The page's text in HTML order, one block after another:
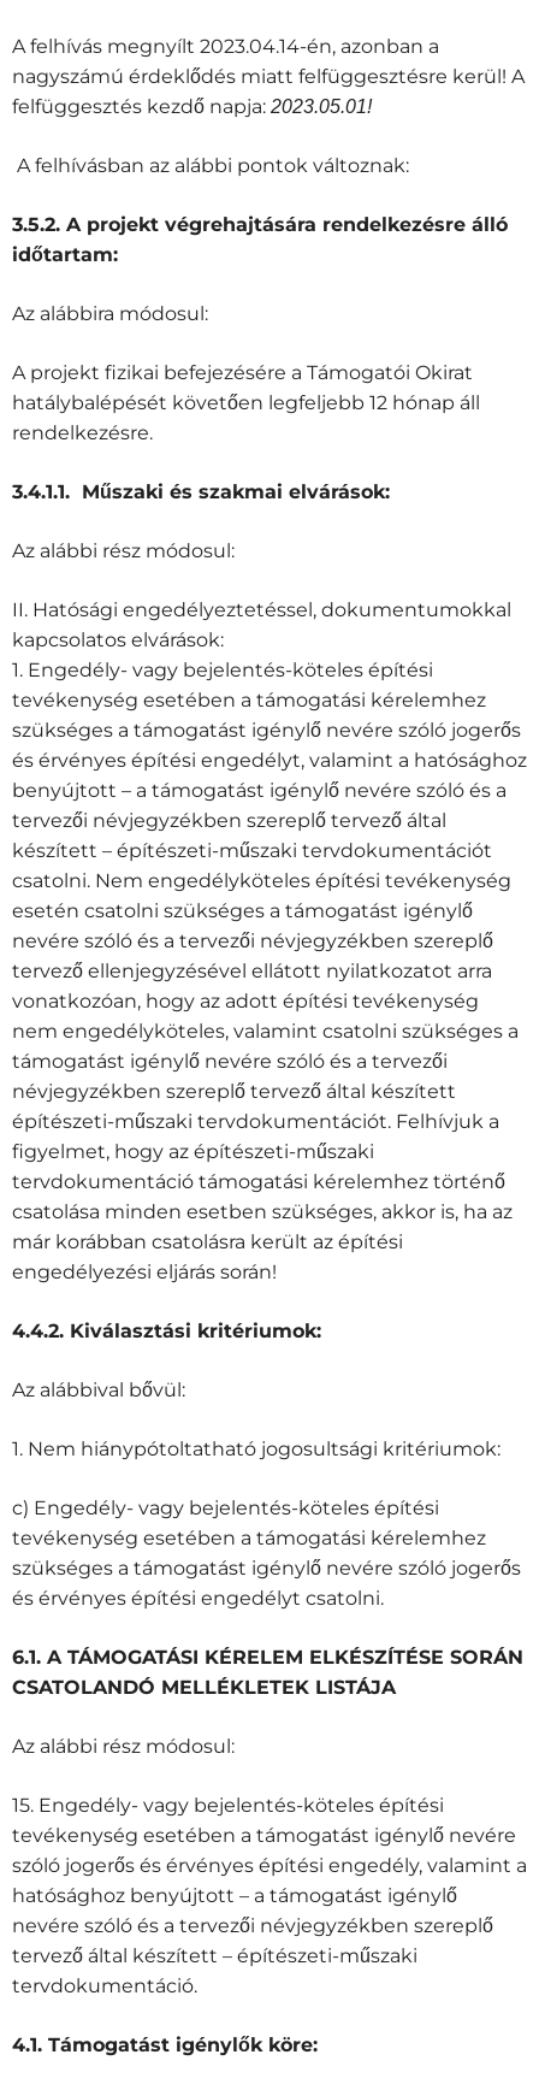
A felhívás megnyílt 2023.04.14-én, azonban a
nagyszámú érdeklődés miatt felfüggesztésre kerül! A
felfüggesztés kezdő napja: 2023.05.01!
A felhívásban az alábbi pontok változnak:
3.5.2. A projekt végrehajtására rendelkezésre álló
időtartam:
Az alábbira módosul:
A projekt fizikai befejezésére a Támogatói Okirat
hatálybalépését követően legfeljebb 12 hónap áll
rendelkezésre.
3.4.1.1. Műszaki és szakmai elvárások:
Az alábbi rész módosul:
II. Hatósági engedélyeztetéssel, dokumentumokkal
kapcsolatos elvárások:
1. Engedély- vagy bejelentés-köteles építési
tevékenység esetében a támogatási kérelemhez
szükséges a támogatást igénylő nevére szóló jogerős
és érvényes építési engedélyt, valamint a hatósághoz
benyújtott – a támogatást igénylő nevére szóló és a
tervezői névjegyzékben szereplő tervező által
készített – építészeti-műszaki tervdokumentációt
csatolni. Nem engedélyköteles építési tevékenység
esetén csatolni szükséges a támogatást igénylő
nevére szóló és a tervezői névjegyzékben szereplő
tervező ellenjegyzésével ellátott nyilatkozatot arra
vonatkozóan, hogy az adott építési tevékenység
nem engedélyköteles, valamint csatolni szükséges a
támogatást igénylő nevére szóló és a tervezői
névjegyzékben szereplő tervező által készített
építészeti-műszaki tervdokumentációt. Felhívjuk a
figyelmet, hogy az építészeti-műszaki
tervdokumentáció támogatási kérelemhez történő
csatolása minden esetben szükséges, akkor is, ha az
már korábban csatolásra került az építési
engedélyezési eljárás során!
4.4.2. Kiválasztási kritériumok:
Az alábbival bővül:
1. Nem hiánypótoltatható jogosultsági kritériumok:
c) Engedély- vagy bejelentés-köteles építési
tevékenység esetében a támogatási kérelemhez
szükséges a támogatást igénylő nevére szóló jogerős
és érvényes építési engedélyt csatolni.
6.1. A TÁMOGATÁSI KÉRELEM ELKÉSZÍTÉSE SORÁN
CSATOLANDÓ MELLÉKLETEK LISTÁJA
Az alábbi rész módosul:
15. Engedély- vagy bejelentés-köteles építési
tevékenység esetében a támogatást igénylő nevére
szóló jogerős és érvényes építési engedély, valamint a
hatósághoz benyújtott – a támogatást igénylő
nevére szóló és a tervezői névjegyzékben szereplő
tervező által készített – építészeti-műszaki
tervdokumentáció.
4.1. Támogatást igénylők köre: